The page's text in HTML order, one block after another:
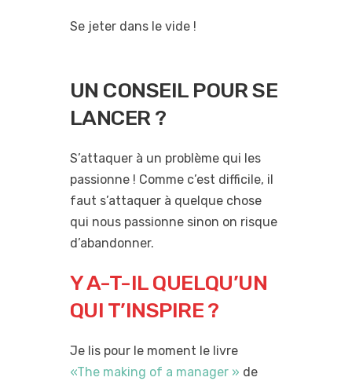
Se jeter dans le vide !
UN CONSEIL POUR SE
LANCER ?
S’attaquer à un problème qui les
passionne ! Comme c’est difficile, il
faut s’attaquer à quelque chose
qui nous passionne sinon on risque
d’abandonner.
Y A-T-IL QUELQU’UN
QUI T’INSPIRE ?
Je lis pour le moment le livre
«The making of a manager » de